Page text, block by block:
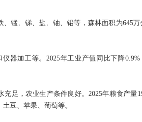
锰、锑、盐、铀、铅等，森林面积为645
器加工等。2025年工业产值同比下降
足，农业生产条件良好。2025年粮食产量
豆、苹果、葡萄等。